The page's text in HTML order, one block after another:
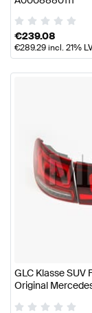
€239.08
€289.29incl. 21%
GLC Klasse
Original